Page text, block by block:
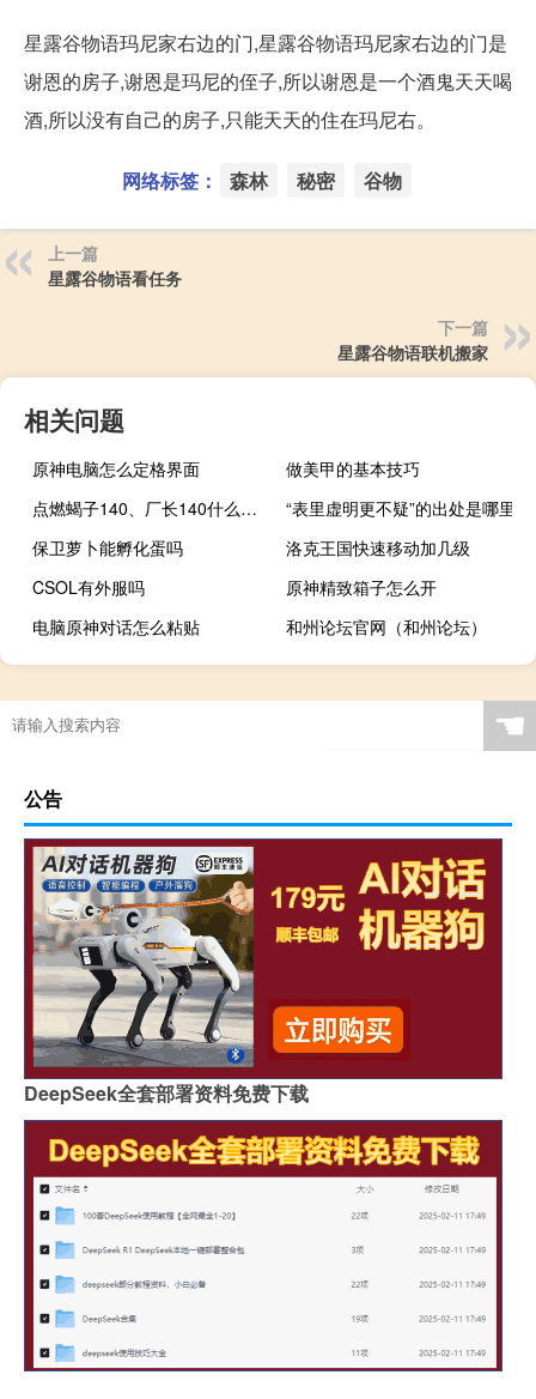
星露谷物语玛尼家右边的门,星露谷物语玛尼家右边的门是
谢恩的房子,谢恩是玛尼的侄子,所以谢恩是一个酒鬼天天喝
酒,所以没有自己的房子,只能天天的住在玛尼右。
网络标签： 森林 秘密 谷物
上一篇
星露谷物语看任务
下一篇
星露谷物语联机搬家
相关问题
原神电脑怎么定格界面
做美甲的基本技巧
点燃蝎子140、厂长140什么梗？点燃蝎子140、厂长140是什么意思什么梗
“表里虚明更不疑”的出处是哪里
保卫萝卜能孵化蛋吗
洛克王国快速移动加几级
CSOL有外服吗
原神精致箱子怎么开
电脑原神对话怎么粘贴
和州论坛官网（和州论坛）
☚
公告
DeepSeek全套部署资料免费下载